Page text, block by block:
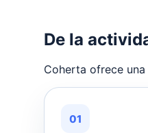
De la
Coherta ofrece
01